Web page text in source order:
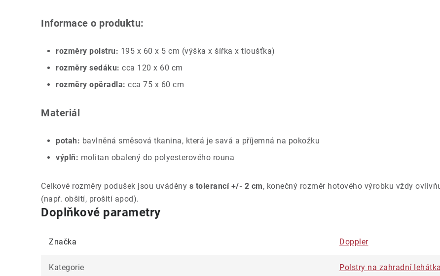
Informace o produktu:
rozměry polstru: 195 x 60 x 5 cm (výška x šířka x tloušťka)
rozměry sedáku: cca 120 x 60 cm
rozměry opěradla: cca 75 x 60 cm
Materiál
potah: bavlněná směsová tkanina, která je savá a příjemná na pokožku
výplň: molitan obalený do polyesterového rouna
Celkové rozměry podušek jsou uváděny s tolerancí +/- 2 cm, konečný rozměr hotového výrobku vždy
(např. obšití, prošití apod).
Doplňkové parametry
Značka Doppler
Kategorie Polstry na zahradní lehátka